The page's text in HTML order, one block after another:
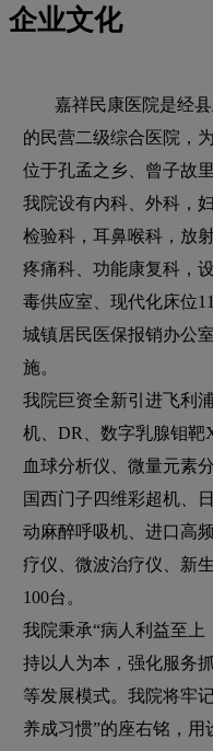
企业文化
嘉祥民康医院是经
的民营二级综合医院，
位于孔孟之乡、曾子故
我院设有内科、外科，
检验科，耳鼻喉科，放
疼痛科、功能康复科，
毒供应室、现代化床位
城镇居民医保报销办公
施。
我院巨资全新引进飞利
机、DR、数字乳腺钼靶
血球分析仪、微量元素
国西门子四维彩超机、
动麻醉呼吸机、进口高
疗仪、微波治疗仪、新
100台。
我院秉承“病人利益至上
持以人为本，强化服务
等发展模式。我院将牢
养成习惯”的座右铭，